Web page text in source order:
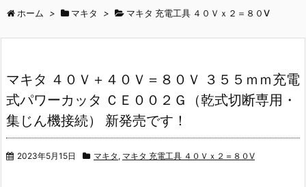
ホーム > マキタ > マキタ 充電工具 ４０Ｖｘ２＝８０V
マキタ ４０Ｖ＋４０Ｖ＝８０Ｖ ３５５ｍｍ充電
式パワーカッタ ＣＥ００２Ｇ（乾式切断専用・
集じん機接続） 新発売です！
2023年5月15日 マキタ , マキタ 充電工具 ４０Ｖｘ２＝８０V